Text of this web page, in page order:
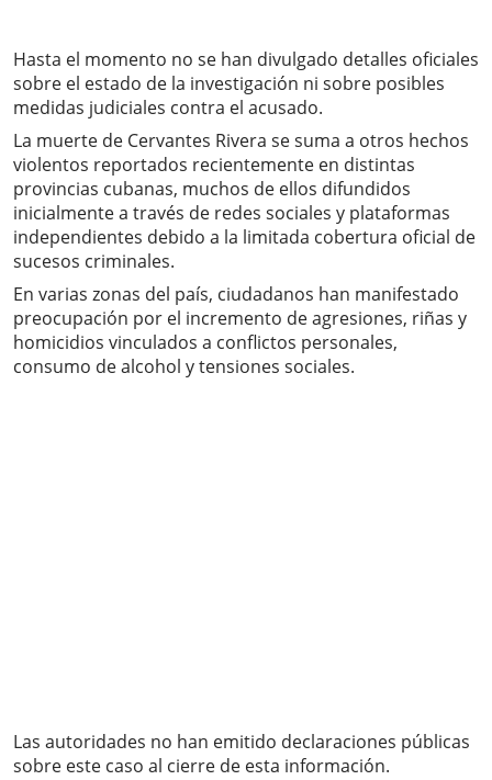
Hasta el momento no se han divulgado detalles oficiales
sobre el estado de la investigación ni sobre posibles
medidas judiciales contra el acusado.
La muerte de Cervantes Rivera se suma a otros hechos
violentos reportados recientemente en distintas
provincias cubanas, muchos de ellos difundidos
inicialmente a través de redes sociales y plataformas
independientes debido a la limitada cobertura oficial de
sucesos criminales.
En varias zonas del país, ciudadanos han manifestado
preocupación por el incremento de agresiones, riñas y
homicidios vinculados a conflictos personales,
consumo de alcohol y tensiones sociales.
Las autoridades no han emitido declaraciones públicas
sobre este caso al cierre de esta información.